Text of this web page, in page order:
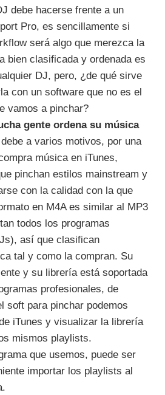
debe hacerse frente a un
Pro, es sencillamente si
será algo que merezca la
bien clasificada y ordenada es
DJ, pero, ¿de qué sirve
con un software que no es el
vamos a pinchar?
gente ordena su música
a varios motivos, por una
música en iTunes,
pinchan estilos mainstream y
con la calidad con la que
en M4A es similar al MP3
todos los programas
así que clasifican
tal y como la compran. Su
y su librería está soportada
profesionales, de
soft para pinchar podemos
iTunes y visualizar la librería
mismos playlists.
que usemos, puede ser
importar los playlists al